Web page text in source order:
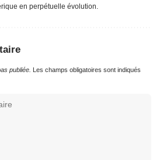
en perpétuelle évolution.
publiée. Les champs obligatoires sont indiqués